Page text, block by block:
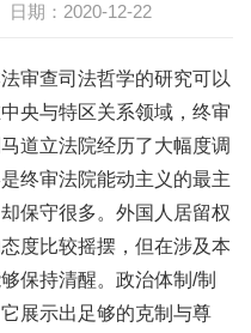
日期：2020-12-22
审查司法哲学的研究可以
央与特区关系领域，终审
道立法院经历了大幅度调
终审法院能动主义的最主
保守很多。外国人居留权
度比较摇摆，但在涉及本
保持清醒。政治体制/制
展示出足够的克制与尊